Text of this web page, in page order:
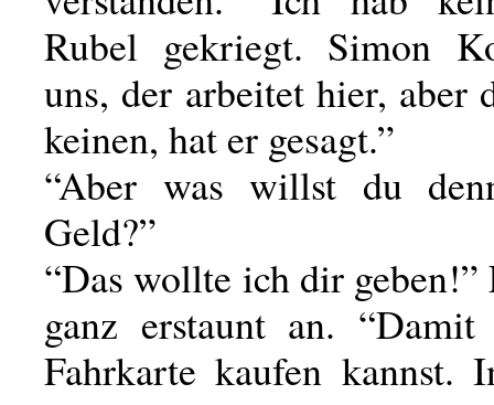
Rubel gekriegt. Simon
uns, der arbeitet hier, aber
keinen, hat er gesagt.”
“Aber was willst du
Geld?”
“Das wollte ich dir geben!”
ganz erstaunt an.
Fahrkarte kaufen kannst.